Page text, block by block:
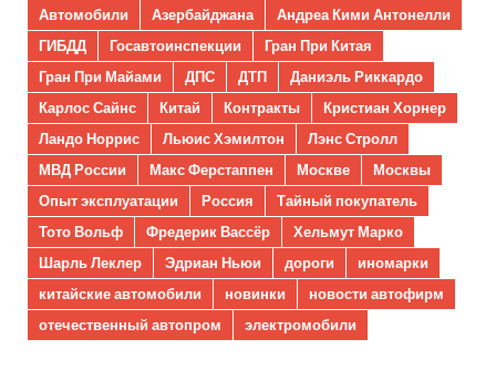
Автомобили
Азербайджана
Андреа Кими Антонелли
ГИБДД
Госавтоинспекции
Гран При Китая
Гран При Майами
ДПС ДТП
Даниэль Риккардо
Карлос Сайнс
Китай Контракты
Кристиан Хорнер
Ландо Норрис
Льюис Хэмилтон
Лэнс Стролл
МВД России
Макс Ферстаппен Москве
Москвы
Опыт эксплуатации
Россия
Тайный покупатель
Тото Вольф
Фредерик Вассёр
Хельмут Марко
Шарль Леклер
Эдриан Ньюи дороги
иномарки
китайские автомобили
новинки
новости автофирм
отечественный автопром
электромобили